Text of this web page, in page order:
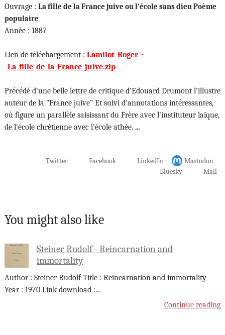
Ouvrage : La fille de la France juive ou l'école sans dieu Poème
populaire
Année : 1887
Lien de téléchargement : Lamilot_Roger_-
_La_fille_de_la_France_juive.zip
Précédé d'une belle lettre de critique d'Edouard Drumont l'illustre
auteur de la "France juive" Et suivi d'annotations intéressantes,
où figure un parallèle saisissant du Frère avec l'instituteur laïque,
de l'école chrétienne avec l'école athée. ...
Twitter Facebook LinkedIn
Mastodon
Bluesky
Mail
You might also like
Steiner Rudolf - Reincarnation and
immortality
Author : Steiner Rudolf Title : Reincarnation and immortality
Year : 1970 Link download :...
Continue reading